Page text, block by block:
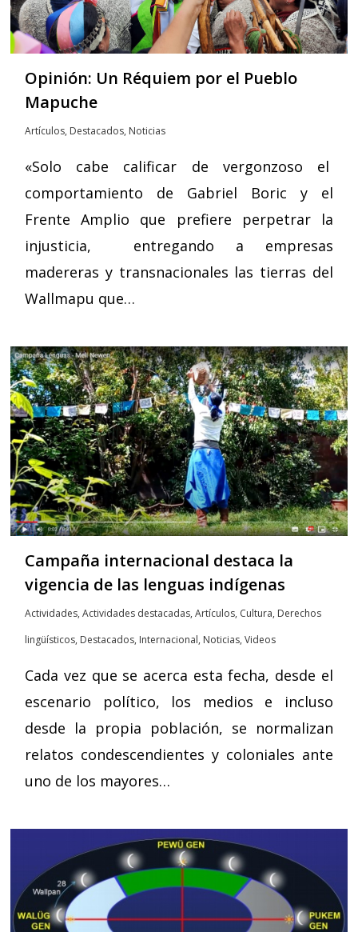
Opinión: Un Réquiem por el Pueblo
Mapuche
Artículos, Destacados, Noticias
«Solo cabe calificar de vergonzoso el
comportamiento de Gabriel Boric y el
Frente Amplio que prefiere perpetrar la
injusticia, entregando a empresas
madereras y transnacionales las tierras del
Wallmapu que…
Campaña internacional destaca la
vigencia de las lenguas indígenas
Actividades,Actividades destacadas,Artículos, Cultura, Derechos
lingüísticos, Destacados, Internacional, Noticias,Videos
Cada vez que se acerca esta fecha, desde el
escenario político, los medios e incluso
desde la propia población, se normalizan
relatos condescendientes y coloniales ante
uno de los mayores…